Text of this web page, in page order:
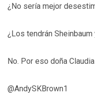
¿No sería mejor
¿Los tendrán
No. Por eso doña
@AndySKBrown1